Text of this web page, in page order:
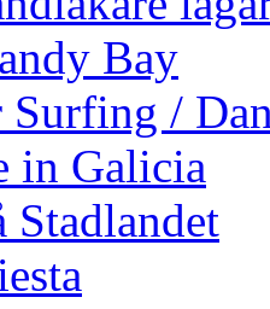
Bay
Surfing /
in Galicia
Stadlandet